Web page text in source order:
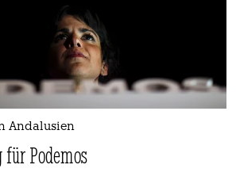
Andalusien
Podemos